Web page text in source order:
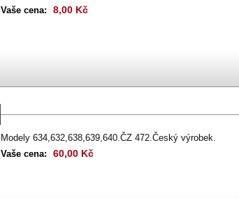
Vaše cena:
8,00 Kč
Modely 634,632,638,639,640.ČZ 472.Český výrobek.
Vaše cena:
60,00 Kč